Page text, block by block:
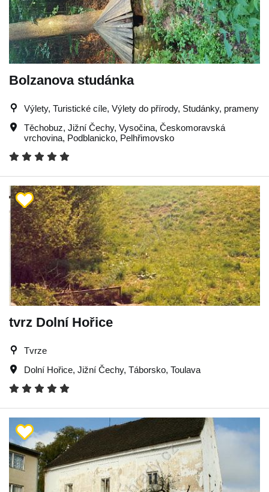
Bolzanova studánka
Výlety, Turistické cíle, Výlety do přírody, Studánky, prameny
Těchobuz, Jižní Čechy, Vysočina, Českomoravská
vrchovina, Podblanicko, Pelhřimovsko
tvrz Dolní Hořice
Tvrze
Dolní Hořice, Jižní Čechy, Táborsko, Toulava